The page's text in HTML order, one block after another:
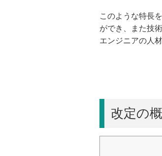
このような特長
ができ、また技
エンジニアの人
改定の